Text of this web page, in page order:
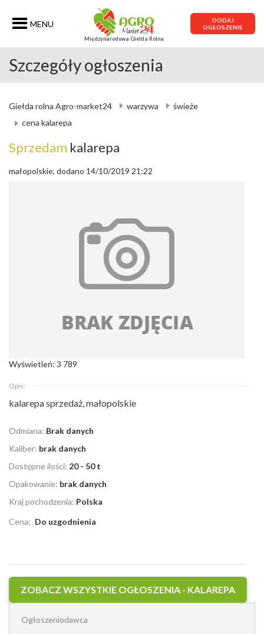
MENU
Międzynarodowa Giełda Rolna
DODAJ
OGŁOSZENIE
Szczegóły ogłoszenia
Giełda rolna Agro-market24 warzywa
świeże
cena kalarepa
Sprzedam kalarepa
małopolskie, dodano 14/10/2019 21:22
Wyświetleń: 3 789
Opis:
kalarepa sprzedaż, małopolskie
Odmiana: Brak danych
Kaliber: brak danych
Dostępne ilości: 20 - 50 t
Opakowanie: brak danych
Kraj pochodzenia: Polska
Cena: Do uzgodnienia
ZOBACZ WSZYSTKIE OGŁOSZENIA - KALAREPA
Ogłoszeniodawca